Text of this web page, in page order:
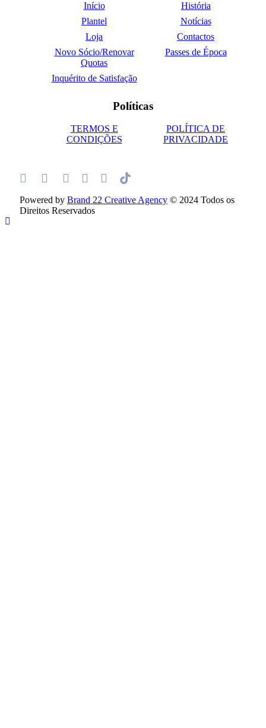
Início
História
Plantel
Notícias
Loja
Contactos
Novo Sócio/Renovar
Quotas
Passes de Época
Inquérito de Satisfação
Políticas
TERMOS E
CONDIÇÕES
POLÍTICA DE
PRIVACIDADE
Powered by Brand 22 Creative Agency © 2024 Todos os
Direitos Reservados